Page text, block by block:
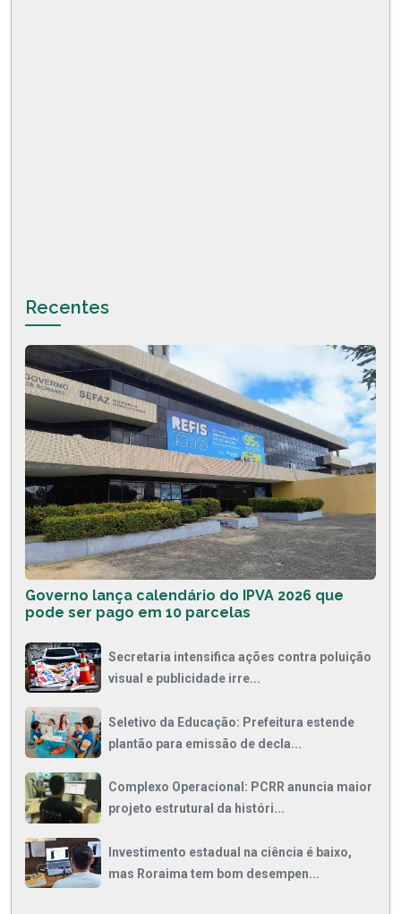
Recentes
Governo lança calendário do IPVA 2026 que
pode ser pago em 10 parcelas
Secretaria intensifica ações contra poluição
visual e publicidade irre...
Seletivo da Educação: Prefeitura estende
plantão para emissão de decla...
Complexo Operacional: PCRR anuncia maior
projeto estrutural da históri...
Investimento estadual na ciência é baixo,
mas Roraima tem bom desempen...